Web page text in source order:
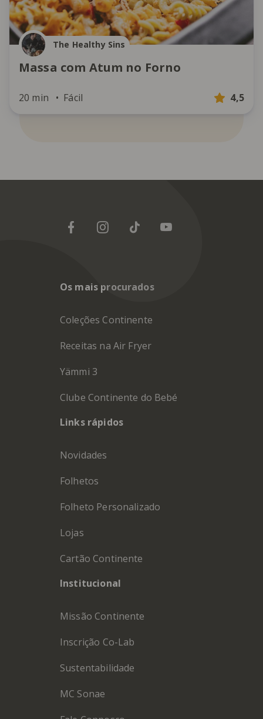
The Healthy Sins
Massa com Atum no Forno
20 min Fácil 4,5
Os mais procurados
Coleções Continente
Receitas na Air Fryer
Yämmi 3
Clube Continente do Bebé
Links rápidos
Novidades
Folhetos
Folheto Personalizado
Lojas
Cartão Continente
Institucional
Missão Continente
Inscrição Co-Lab
Sustentabilidade
MC Sonae